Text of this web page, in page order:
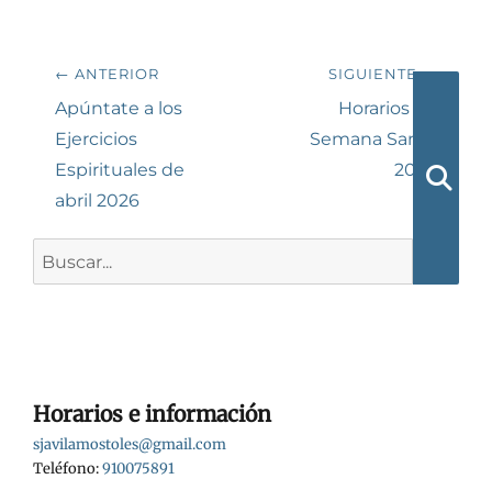
Navegación
de
entradas
← ANTERIOR
Entrada
anterior:
Apúntate a los
Ejercicios
Espirituales de
abril 2026
SIGUIENTE →
Siguiente
entrada:
Horarios de
Semana Santa
2026
Horarios e información
sjavilamostoles@gmail.com
Teléfono:910075891